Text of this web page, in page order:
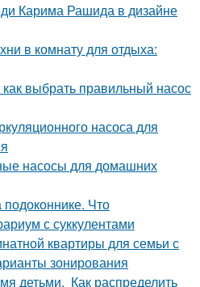
Карима Рашида в дизайне
в комнату для отдыха:
выбрать правильный насос
насоса для
насосы для домашних
подоконнике. Что
с суккулентами
квартиры для семьи с
зонирования
детьми. Как распределить